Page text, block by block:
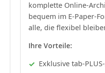
komplette Online-
bequem im E-Paper-
alle, die flexibel
Ihre Vorteile:
Exklusive tab-